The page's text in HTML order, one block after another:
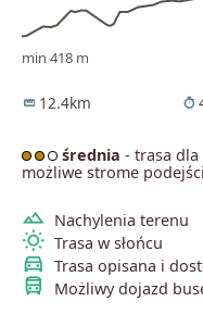
min 418 m
straighten 12.4km timer
średnia - trasa dla
możliwe strome
terrain Nachylenia terenu
wb_sunny Trasa w słońcu
directions_car Trasa opisana i
directions_bus Możliwy dojazd